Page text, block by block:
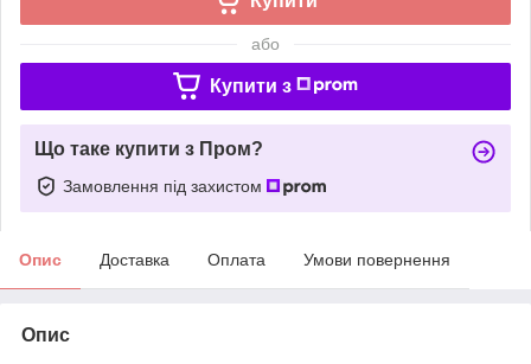
або
Купити з
Що таке купити з Пром?
Замовлення під захистом
Опис Доставка Оплата Умови повернення
Опис